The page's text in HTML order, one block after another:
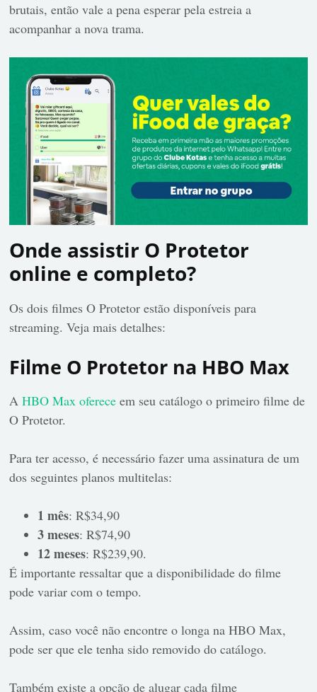
brutais, então vale a pena esperar pela estreia a
acompanhar a nova trama.
Onde assistir O Protetor
online e completo?
Os dois filmes O Protetor estão disponíveis para
streaming. Veja mais detalhes:
Filme O Protetor na HBO Max
AHBO Max oferece em seu catálogo o primeiro filme de
O Protetor.
Para ter acesso, é necessário fazer uma assinatura de um
dos seguintes planos multitelas:
1 mês: R$34,90
3 meses: R$74,90
12 meses: R$239,90.
É importante ressaltar que a disponibilidade do filme
pode variar com o tempo.
Assim, caso você não encontre o longa na HBO Max,
pode ser que ele tenha sido removido do catálogo.
Também existe a opção de alugar cada filme